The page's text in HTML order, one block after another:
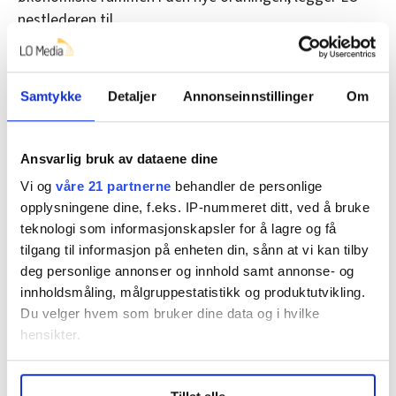
Samtykke Detaljer Annonseinnstillinger Om
Ansvarlig bruk av dataene dine
Vi og våre 21 partnerne behandler de personlige
opplysningene dine, f.eks. IP-nummeret ditt, ved å bruke
teknologi som informasjonskapsler for å lagre og få
tilgang til informasjon på enheten din, sånn at vi kan tilby
deg personlige annonser og innhold samt annonse- og
innholdsmåling, målgruppestatistikk og produktutvikling.
Du velger hvem som bruker dine data og i hvilke
hensikter.
Undermer infokan du lese om hvordan dine personlige
nestlederen til.
1 milliard kroner
I den nye avtalen på Stortinget er det en øvre grense
Dersom de årlige kostnadene blir høyere enn 1 milliard
kroner, skal det gjøres en ny vurdering av tilleggets
størrelse og innretting.
Beløpet på 1 milliard kroner reguleres opp hvert
år. Det betyr at beløpet vil være på 1,5 milliarder
dersom lønningene er blitt 50 prosent høyere i 2034.
– Lykkes vi med ordninga, blir den også billigere. Alt er
selvsagt avhengig av hva vi gjør for å forebygge og
tilrettelegge i arbeidslivet, sier Steinar Krogstad.